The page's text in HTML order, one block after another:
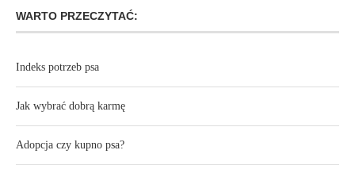
WARTO PRZECZYTAĆ:
Indeks potrzeb psa
Jak wybrać dobrą karmę
Adopcja czy kupno psa?